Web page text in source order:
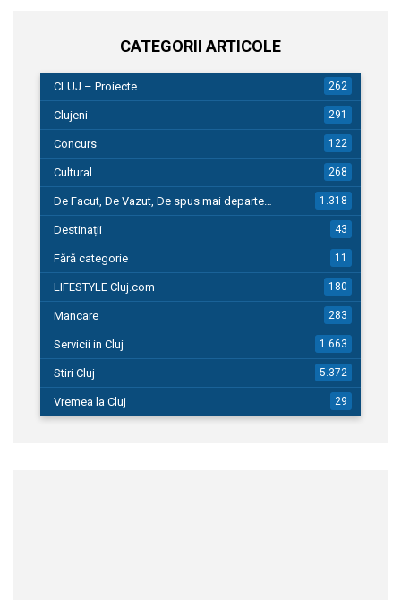
CATEGORII ARTICOLE
CLUJ – Proiecte 262
Clujeni 291
Concurs 122
Cultural 268
De Facut, De Vazut, De spus mai departe… 1.318
Destinații 43
Fără categorie 11
LIFESTYLE Cluj.com 180
Mancare 283
Servicii in Cluj 1.663
Stiri Cluj 5.372
Vremea la Cluj 29